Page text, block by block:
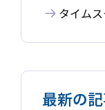
タイム
最新の